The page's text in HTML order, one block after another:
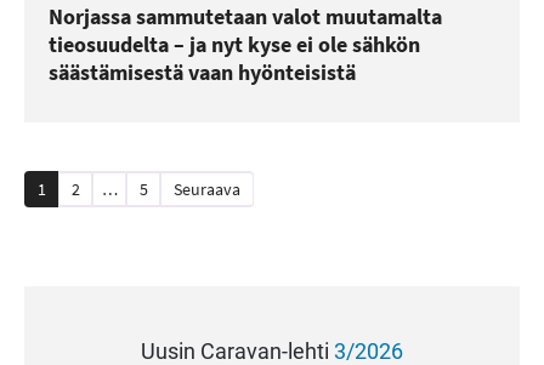
Norjassa sammutetaan valot muutamalta
tieosuudelta – ja nyt kyse ei ole sähkön
säästämisestä vaan hyönteisistä
Artikkelien
1 2 … 5 Seuraava
Uusin Caravan-lehti 3/2026